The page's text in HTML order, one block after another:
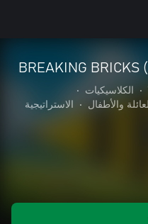
BREAKING BRICKS
• الكلاسيكيات
•
العائلة والأطفال • الاستراتيجية